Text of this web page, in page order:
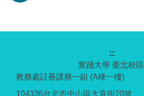
:::
實踐大學 臺北校區
教務處註冊課務一組 (A棟一樓)
104336台北市中山區大直街70號